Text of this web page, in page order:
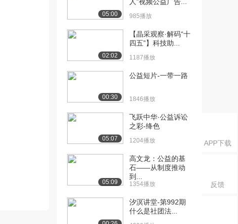
APP下载
反馈
05:00 985播放
02:02
【晶采观察·解码“十
四五”】科技助...
1187播放
00:30
公益短片-一带一路
1846播放
05:07
飞跃中华·公益诉讼
之彩-绛色
1204播放
05:09
高文龙：公益的基
石——从制度推动
到...
1354播放
汐溟讲堂-第992期
什么是社团法...